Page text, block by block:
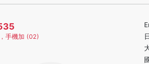
手機加 (02)